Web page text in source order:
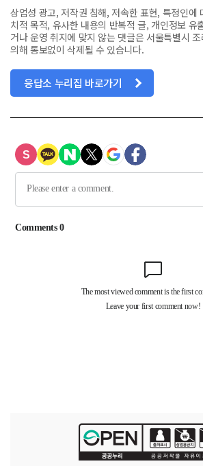
상업성 광고, 저작권 침해, 저속한 표현, 특정인에
치적 목적, 유사한 내용의 반복적 글, 개인정보 유
거나 운영 취지에 맞지 않는 댓글은 서울특별시
의해 통보없이 삭제될 수 있습니다.
응답소 누리집 바로가기